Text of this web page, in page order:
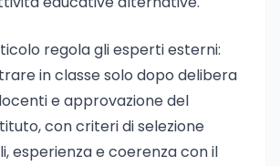
regola gli esperti esterni:
in classe solo dopo delibera
e approvazione del
con criteri di selezione
esperienza e coerenza con il